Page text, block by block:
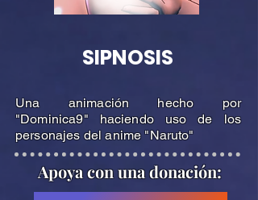
SIPNOSIS
Una animación hecho por
"Dominica9" haciendo uso de los
personajes del anime "Naruto"
Apoyacon una donación: